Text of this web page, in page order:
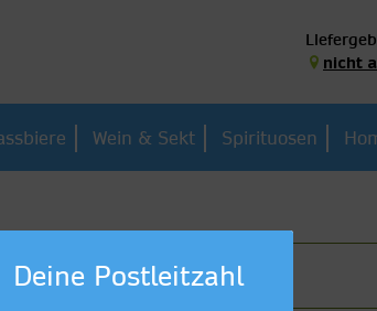
nicht
Wein & Sekt Spirituosen
Deine Postleitzahl